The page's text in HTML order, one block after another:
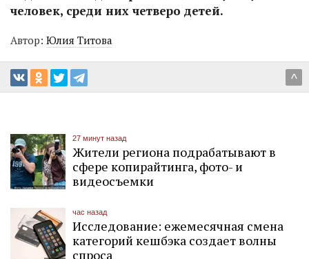
человек, среди них четверо детей.
Автор: Юлия Титова
^
27 минут назад
Жители региона подрабатывают в
сфере копирайтинга, фото- и
видеосъемки
час назад
Исследование: ежемесячная смена
категорий кешбэка создает волны
спроса